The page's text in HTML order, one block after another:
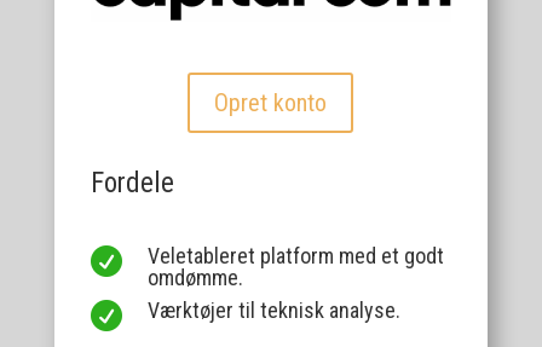
Opret konto
Fordele

Veletableret platform med et godt
omdømme.
 Værktøjer til teknisk analyse.